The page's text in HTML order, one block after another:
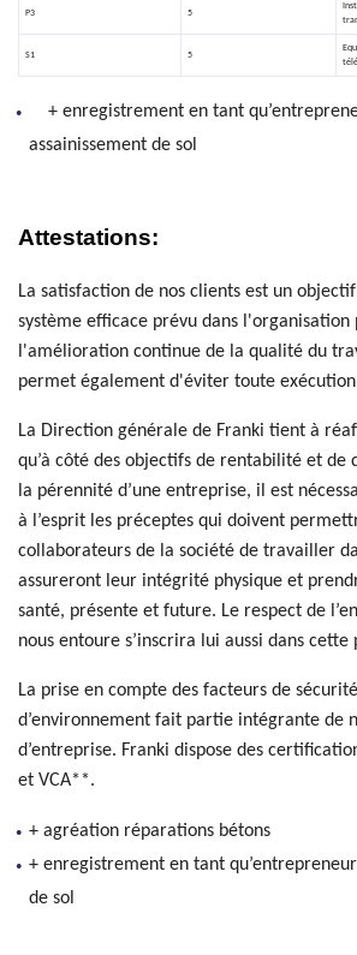
P3 5
S1 5
+ enregistrement en tant
assainissement de sol
Attestations:
La satisfaction de nos clients est un
système efficace prévu dans l'organisation
l'amélioration continue de la qualité du
permet également d'éviter toute
La Direction générale de Franki tient à
qu’à côté des objectifs de rentabilité et de
la pérennité d’une entreprise, il est
à l’esprit les préceptes qui doivent
collaborateurs de la société de travailler
assureront leur intégrité physique et
santé, présente et future. Le respect de
nous entoure s’inscrira lui aussi dans cette
La prise en compte des facteurs de
d’environnement fait partie intégrante de
d’entreprise. Franki dispose des
et VCA**.
+ agréation réparations bétons
+ enregistrement en tant
de sol